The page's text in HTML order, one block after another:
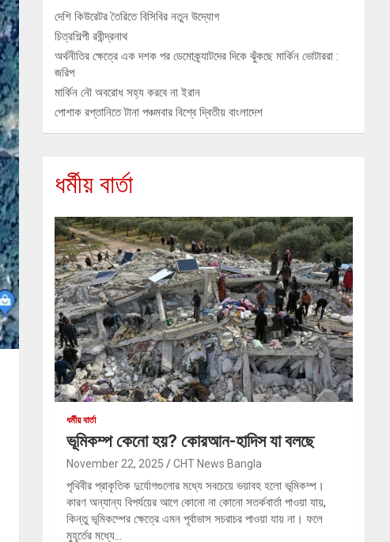
দেশি কিউরেটর তৈরিতে বিসিবির নতুন উদ্যোগ
চিত্রশিল্পী রবীন্দ্রনাথ
অর্থনীতির ক্ষেত্রে এক দশক পর ডেমোক্র্যাটদের দিকে ঝুঁকছে মার্কিন ভোটাররা :
জরিপ
মার্কিন নৌ অবরোধ সহ্য করবে না ইরান
পোশাক রপ্তানিতে টানা পঞ্চমবার বিশ্বে দ্বিতীয় বাংলাদেশ
ধর্মীয় বার্তা
ধর্মীয় বার্তা
ভূমিকম্প কেনো হয়? কোরআন-হাদিস যা বলছে
November 22, 2025 CHT News Bangla
পৃথিবীর প্রাকৃতিক দুর্যোগগুলোর মধ্যে সবচেয়ে ভয়াবহ হলো ভূমিকম্প।
কারণ অন্যান্য বিপর্যয়ের আগে কোনো না কোনো সতর্কবার্তা পাওয়া যায়,
কিন্তু ভূমিকম্পের ক্ষেত্রে এমন পূর্বাভাস সচরাচর পাওয়া যায় না। ফলে
মুহূর্তের মধ্যে…